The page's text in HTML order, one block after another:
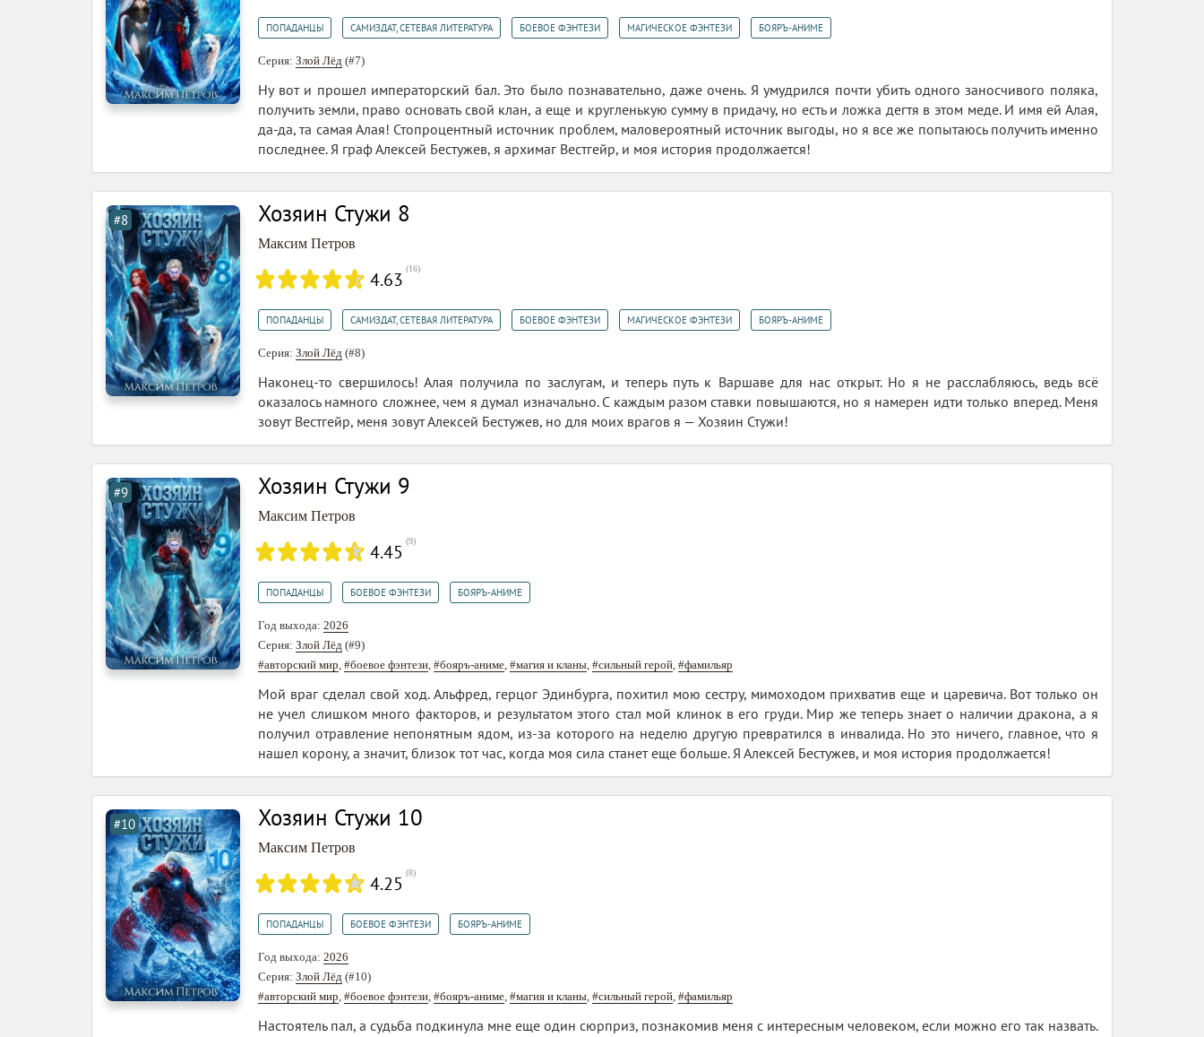
ПОПАДАНЦЫ САМИЗДАТ, СЕТЕВАЯ ЛИТЕРАТУРА БОЕВОЕ ФЭНТЕЗИ МАГИЧЕСКОЕ ФЭНТЕЗИ БОЯРЪ-АНИМЕ
Серия: Злой Лёд (#7)
Ну вот и прошел императорский бал. Это было познавательно, даже очень. Я умудрился почти убить одного заносчивого поляка,
получить земли, право основать свой клан, а еще и кругленькую сумму в придачу, но есть и ложка дегтя в этом меде. И имя ей Алая,
да-да, та самая Алая! Стопроцентный источник проблем, маловероятный источник выгоды, но я все же попытаюсь получить именно
последнее. Я граф Алексей Бестужев, я архимаг Вестгейр, и моя история продолжается!
#8 Хозяин Стужи 8
Максим Петров
4.63 (16)
ПОПАДАНЦЫ САМИЗДАТ, СЕТЕВАЯ ЛИТЕРАТУРА БОЕВОЕ ФЭНТЕЗИ МАГИЧЕСКОЕ ФЭНТЕЗИ БОЯРЪ-АНИМЕ
Серия: Злой Лёд (#8)
Наконец-то свершилось! Алая получила по заслугам, и теперь путь к Варшаве для нас открыт. Но я не расслабляюсь, ведь всё
оказалось намного сложнее, чем я думал изначально. С каждым разом ставки повышаются, но я намерен идти только вперед. Меня
зовут Вестгейр, меня зовут Алексей Бестужев, но для моих врагов я — Хозяин Стужи!
#9 Хозяин Стужи 9
Максим Петров
4.45 (9)
ПОПАДАНЦЫ БОЕВОЕ ФЭНТЕЗИ БОЯРЪ-АНИМЕ
Год выхода: 2026
Серия: Злой Лёд (#9)
#авторский мир, #боевое фэнтези, #бояръ-аниме, #магия и кланы, #сильный герой, #фамильяр
Мой враг сделал свой ход. Альфред, герцог Эдинбурга, похитил мою сестру, мимоходом прихватив еще и царевича. Вот только он
не учел слишком много факторов, и результатом этого стал мой клинок в его груди. Мир же теперь знает о наличии дракона, а я
получил отравление непонятным ядом, из-за которого на неделю другую превратился в инвалида. Но это ничего, главное, что я
нашел корону, а значит, близок тот час, когда моя сила станет еще больше. Я Алексей Бестужев, и моя история продолжается!
#10 Хозяин Стужи 10
Максим Петров
4.25 (8)
ПОПАДАНЦЫ БОЕВОЕ ФЭНТЕЗИ БОЯРЪ-АНИМЕ
Год выхода: 2026
Серия: Злой Лёд (#10)
#авторский мир, #боевое фэнтези, #бояръ-аниме, #магия и кланы, #сильный герой, #фамильяр
Настоятель пал, а судьба подкинула мне еще один сюрприз, познакомив меня с интересным человеком, если можно его так назвать.